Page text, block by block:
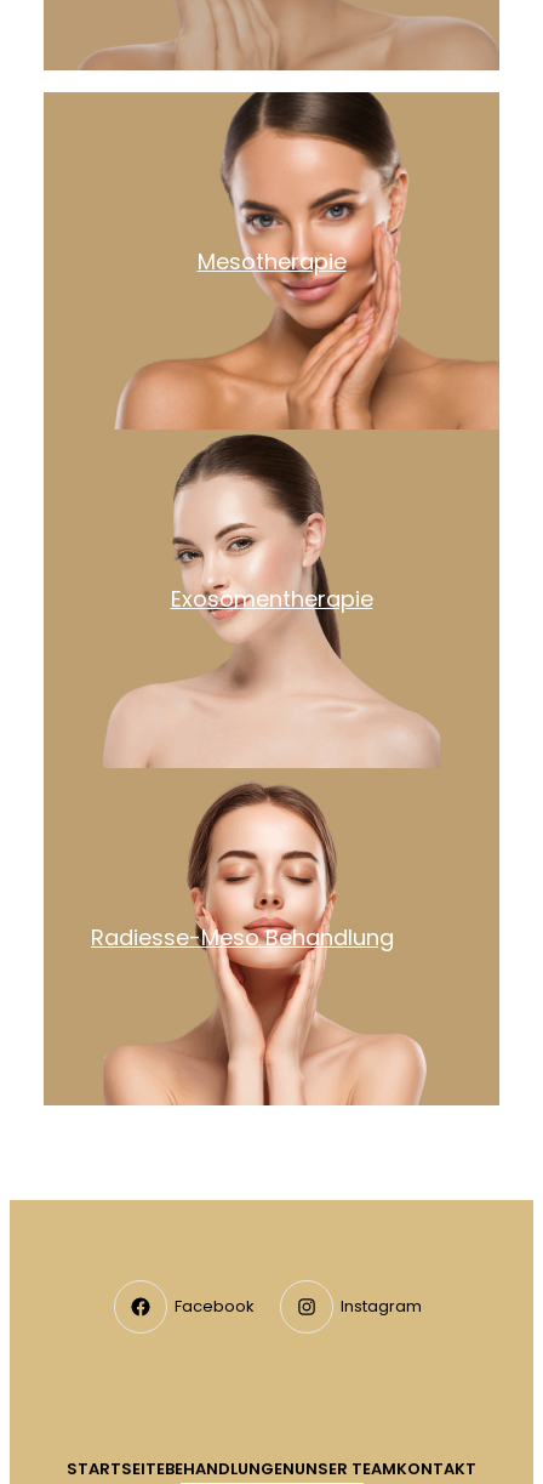
Mesotherapie
Exosomentherapie
Radiesse-Meso Behandlung
Facebook Instagram
STARTSEITEBEHANDLUNGENUNSER TEAMKONTAKT